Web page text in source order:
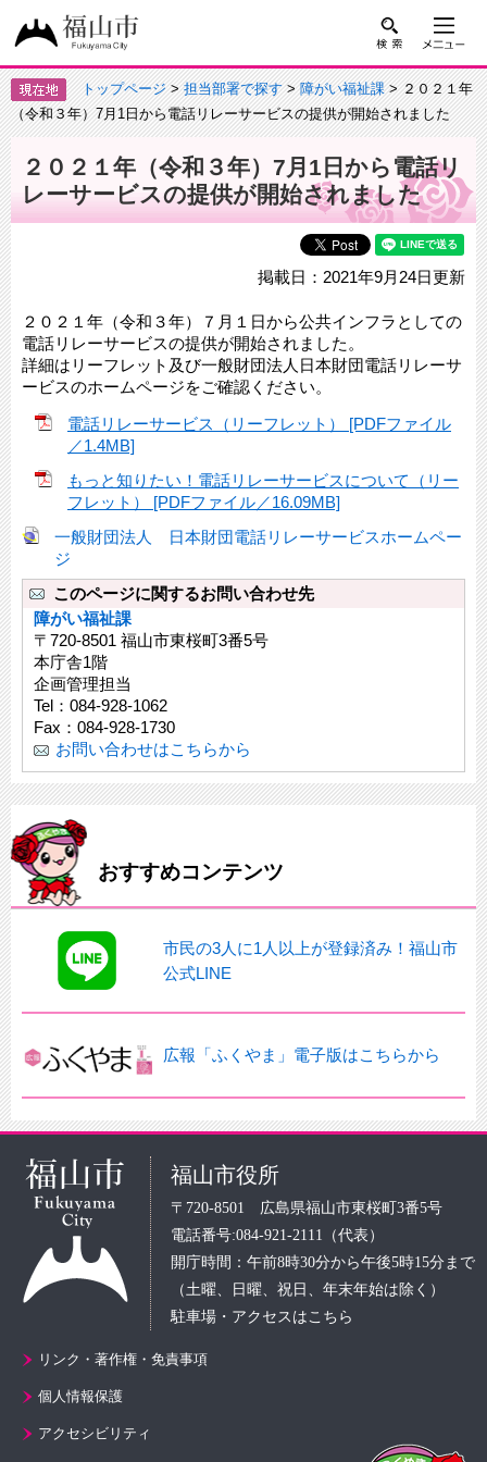
トップページ>担当部署で探す>障がい福祉課> ２０２１年
（令和３年）7月1日から電話リレーサービスの提供が開始されました
２０２１年（令和３年）7月1日から電話リ
レーサービスの提供が開始されました
掲載日：2021年9月24日更新
２０２１年（令和３年）７月１日から公共インフラとしての
電話リレーサービスの提供が開始されました。
詳細はリーフレット及び一般財団法人日本財団電話リレーサ
ービスのホームページをご確認ください。
電話リレーサービス（リーフレット） [PDFファイル
／1.4MB]
もっと知りたい！電話リレーサービスについて（リー
フレット） [PDFファイル／16.09MB]
一般財団法人 日本財団電話リレーサービスホームペー
ジ
このページに関するお問い合わせ先
障がい福祉課
〒720-8501 福山市東桜町3番5号
本庁舎1階
企画管理担当
Tel：084-928-1062
Fax：084-928-1730
お問い合わせはこちらから
おすすめコンテンツ
市民の3人に1人以上が登録済み！福山市
公式LINE
広報「ふくやま」電子版はこちらから
福山市役所
〒720-8501 広島県福山市東桜町3番5号
電話番号:084-921-2111（代表）
開庁時間：午前8時30分から午後5時15分まで
（土曜、日曜、祝日、年末年始は除く）
駐車場・アクセスはこちら
リンク・著作権・免責事項
個人情報保護
アクセシビリティ